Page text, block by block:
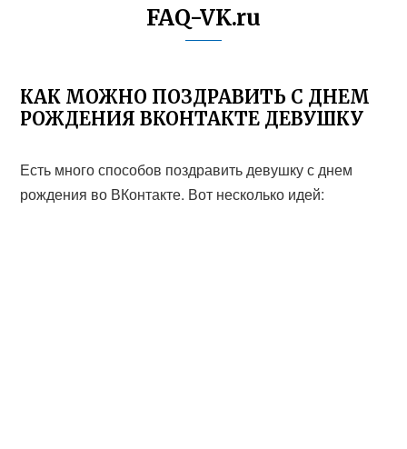
FAQ-VK.ru
КАК МОЖНО ПОЗДРАВИТЬ С ДНЕМ
РОЖДЕНИЯ ВКОНТАКТЕ ДЕВУШКУ
Есть много способов поздравить девушку с днем
рождения во ВКонтакте. Вот несколько идей: